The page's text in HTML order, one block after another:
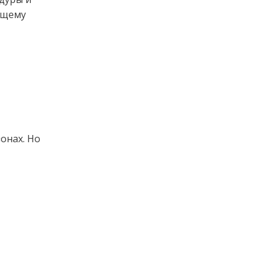
Но